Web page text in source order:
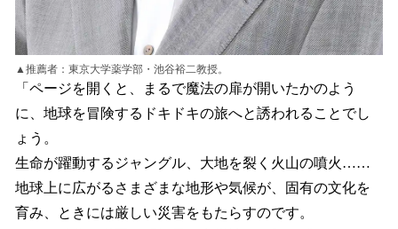
▲推薦者：東京大学薬学部・池谷裕二教授。
「ページを開くと、まるで魔法の扉が開いたかのよう
に、地球を冒険するドキドキの旅へと誘われることでし
ょう。
生命が躍動するジャングル、大地を裂く火山の噴火……
地球上に広がるさまざまな地形や気候が、固有の文化を
育み、ときには厳しい災害をもたらすのです。